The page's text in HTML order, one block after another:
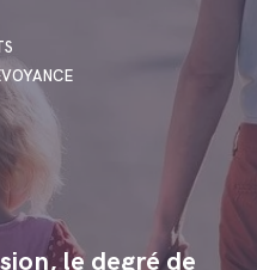
le degré de